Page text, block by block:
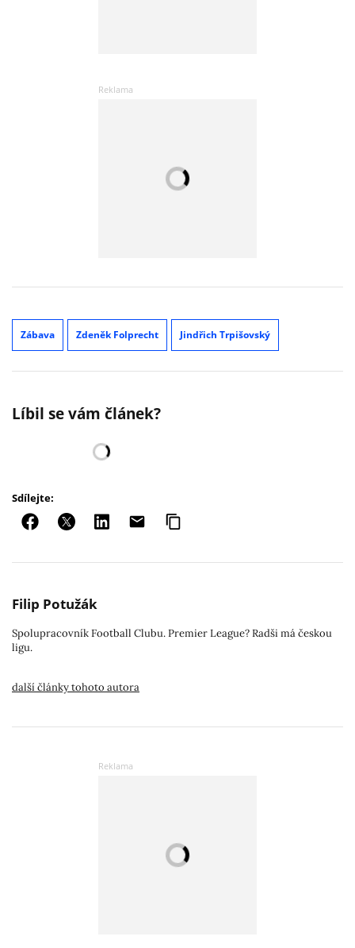
Zábava Zdeněk Folprecht Jindřich Trpišovský
Líbil se vám článek?
Sdílejte:
Filip Potužák
Spolupracovník Football Clubu. Premier League? Radši má českou
ligu.
další články tohoto autora